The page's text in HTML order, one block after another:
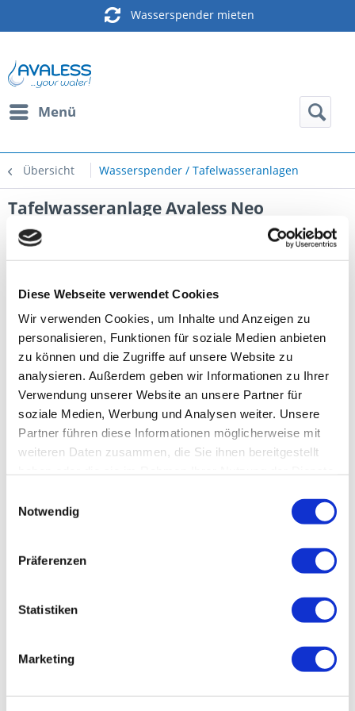
Diese Webseite verwendet Cookies
Wir verwenden Cookies, um Inhalte und Anzeigen zu
personalisieren, Funktionen für soziale Medien anbieten
zu können und die Zugriffe auf unsere Website zu
analysieren. Außerdem geben wir Informationen zu Ihrer
Verwendung unserer Website an unsere Partner für
soziale Medien, Werbung und Analysen weiter. Unsere
Partner führen diese Informationen möglicherweise mit
weiteren Daten zusammen, die Sie ihnen bereitgestellt
Cookies, wenn Sie unsere Webseite weiterhin nutzen.
Notwendig
Präferenzen
Statistiken
Marketing
Wasserspender mieten
Menü
Übersicht Wasserspender / Tafelwasseranlagen
Tafelwasseranlage Avaless Neo
Preis auf Anfrage
Artikel-Nr.:
Beschreibung
Design-Wasserspender -...mehr